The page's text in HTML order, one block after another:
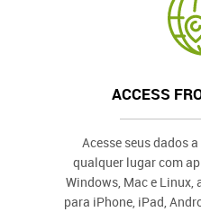
ACCESS
Acesse seus dados
qualquer lugar com
Windows, Mac e
para iPhone, iPad,